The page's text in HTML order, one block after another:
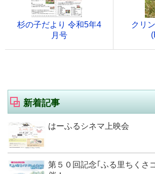
杉の子だより 令和5年4
月号
クリ
新着記事
はーふるシネマ上映会
第５０回記念｢ふる里ちくさ